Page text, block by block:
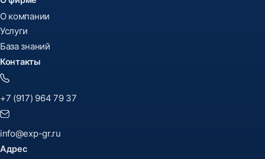
О компании
Услуги
База знаний
Контакты
+7 (917) 964 79 37
info@exp-gr.ru
Адрес